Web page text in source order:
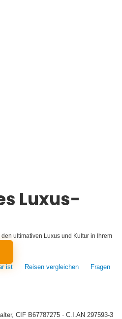
Luxus-
ultimativen Luxus und Kultur in Ihrem
ist Reisen vergleichen Fragen
CIF B67787275 · C.I.AN 297593-3